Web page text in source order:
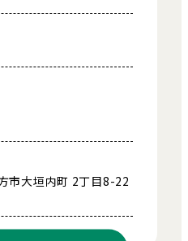
市大垣内町 2丁目8-22